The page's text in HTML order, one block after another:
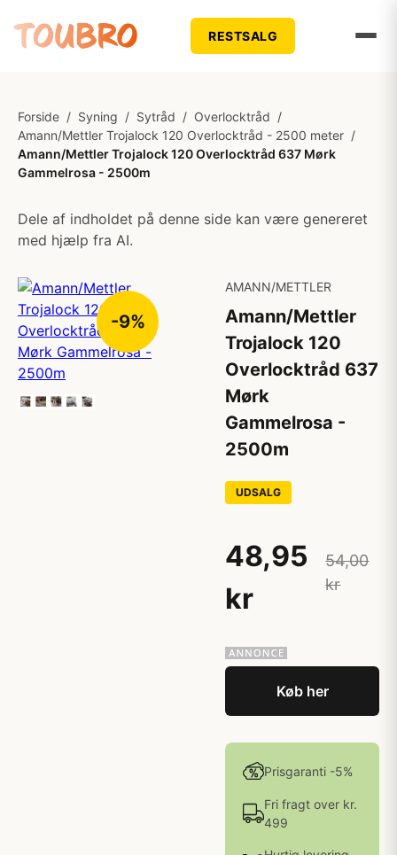
RESTSALG
Forside / Syning / Sytråd / Overlocktråd /
Amann/Mettler Trojalock 120 Overlocktråd - 2500 meter /
Amann/Mettler Trojalock 120 Overlocktråd 637 Mørk
Gammelrosa - 2500m
Dele af indholdet på denne side kan være genereret
med hjælp fra AI.
-9%
AMANN/METTLER
Amann/Mettler
Trojalock 120
Overlocktråd 637
Mørk
Gammelrosa -
2500m
UDSALG
48,95
kr
54,00
kr
Køb her
Prisgaranti -5%
Fri fragt over kr.
499